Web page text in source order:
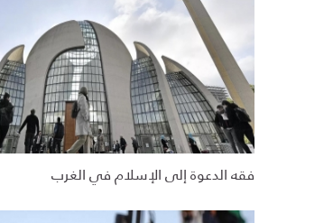
فقه الدعوة إلى الإسلام في الغرب